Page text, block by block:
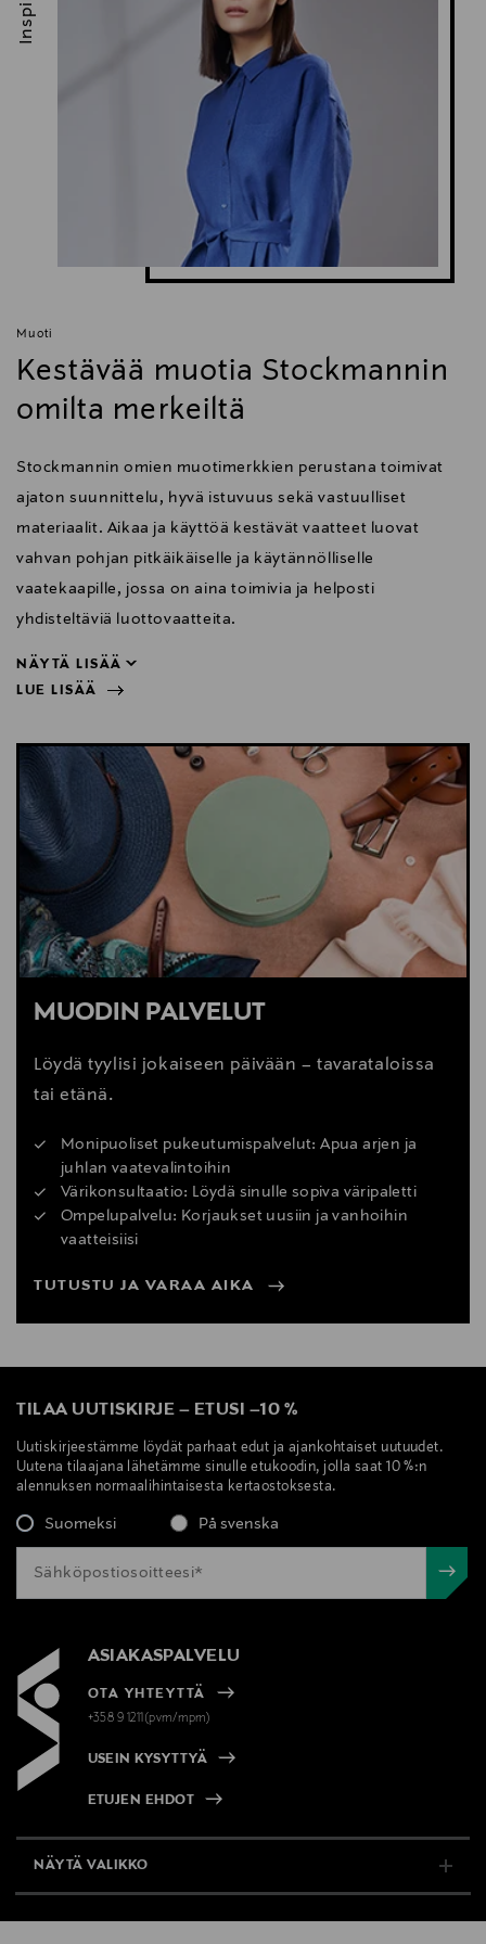
Muoti
Kestävää muotia Stockmannin
omilta merkeiltä
Stockmannin omien muotimerkkien perustana toimivat
ajaton suunnittelu, hyvä istuvuus sekä vastuulliset
materiaalit. Aikaa ja käyttöä kestävät vaatteet luovat
vahvan pohjan pitkäikäiselle ja käytännölliselle
vaatekaapille, jossa on aina toimivia ja helposti
yhdisteltäviä luottovaatteita.
NÄYTÄ LISÄÄ
LUE LISÄÄ
NÄYTÄ VÄHEMMÄN
LUE LISÄÄ
MUODIN PALVELUT
Löydä tyylisi jokaiseen päivään – tavarataloissa
tai etänä.
Monipuoliset pukeutumispalvelut: Apua arjen ja
juhlan vaatevalintoihin
Värikonsultaatio: Löydä sinulle sopiva väripaletti
Ompelupalvelu: Korjaukset uusiin ja vanhoihin
vaatteisiisi
TUTUSTU JA VARAA AIKA
TILAA UUTISKIRJE – ETUSI –10 %
Uutiskirjeestämme löydät parhaat edut ja ajankohtaiset uutuudet.
Uutena tilaajana lähetämme sinulle etukoodin, jolla saat 10 %:n
alennuksen normaalihintaisesta kertaostoksesta.
Suomeksi På svenska
ASIAKASPALVELU
OTA YHTEYTTÄ
+358 9 1211(pvm/mpm)
USEIN KYSYTTYÄ
ETUJEN EHDOT
NÄYTÄ VALIKKO